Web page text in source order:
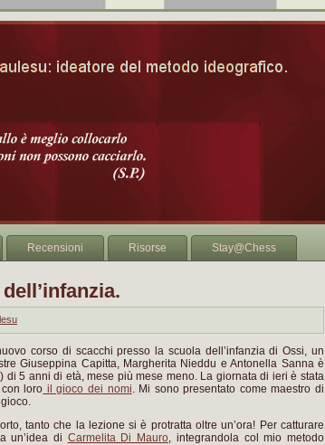
Recensioni Risorse Stay@Chess
corso di scacchi presso la scuola dell’infanzia di Ossi, un
Giuseppina Capitta, Margherita Nieddu e Antonella Sanna è
5 anni di età, mese più mese meno. La giornata di ieri è stata
loro il gioco dei nomi. Mi sono presentato come maestro di
tanto che la lezione si è protratta oltre un’ora! Per catturare
un’idea di Carmelita Di Mauro, integrandola col mio metodo